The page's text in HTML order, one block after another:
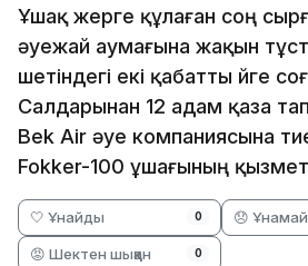
Ұшақ жерге құлаған соң
әуежай аумағына жақын
шетіндегі екі қабатты үйге
Салдарынан 12 адам қаза
Bek Air әуе компаниясына
Fokker-100 ұшағының
🤍 Ұнайды 0 😞
😡 Шектен шыққан 0